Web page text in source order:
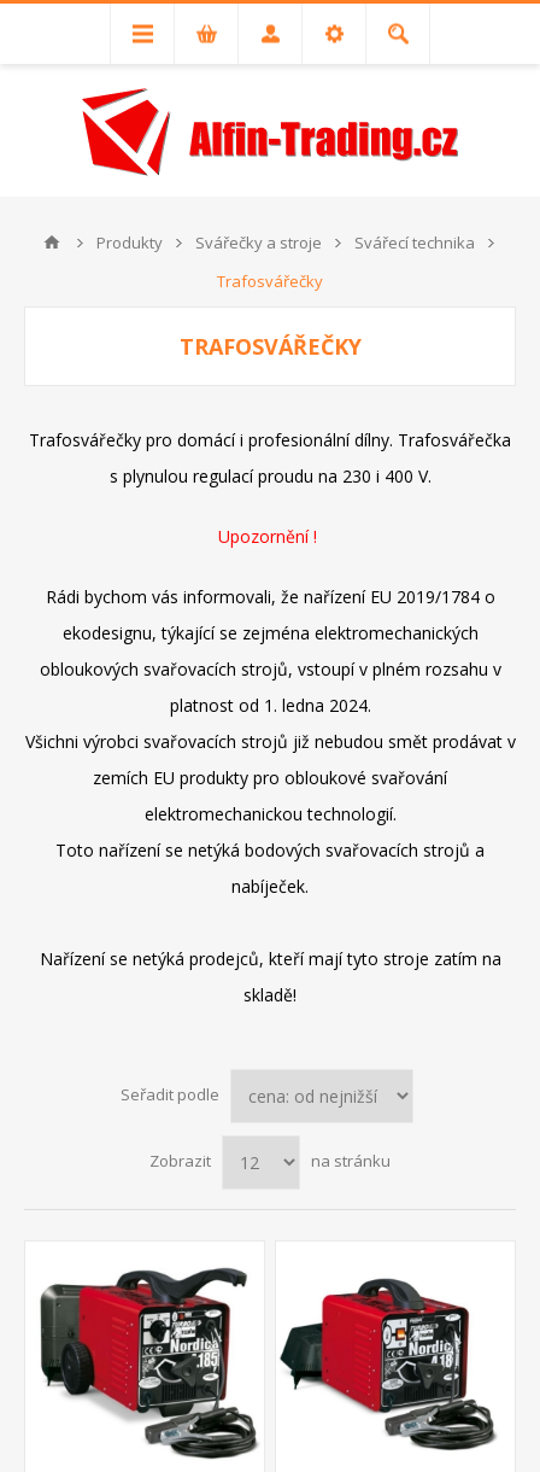
Produkty Svářečky a stroje
Svářecí technika
Trafosvářečky
TRAFOSVÁŘEČKY
Trafosvářečky pro domácí i profesionální dílny. Trafosvářečka
s plynulou regulací proudu na 230 i 400 V.
Upozornění !
Rádi bychom vás informovali, že nařízení EU 2019/1784 o
ekodesignu, týkající se zejména elektromechanických
obloukových svařovacích strojů, vstoupí v plném rozsahu v
platnost od 1. ledna 2024.
Všichni výrobci svařovacích strojů již nebudou smět prodávat v
zemích EU produkty pro obloukové svařování
elektromechanickou technologií.
Toto nařízení se netýká bodových svařovacích strojů a
nabíječek.
Nařízení se netýká prodejců, kteří mají tyto stroje zatím na
skladě!
Seřadit podle
Zobrazit na stránku